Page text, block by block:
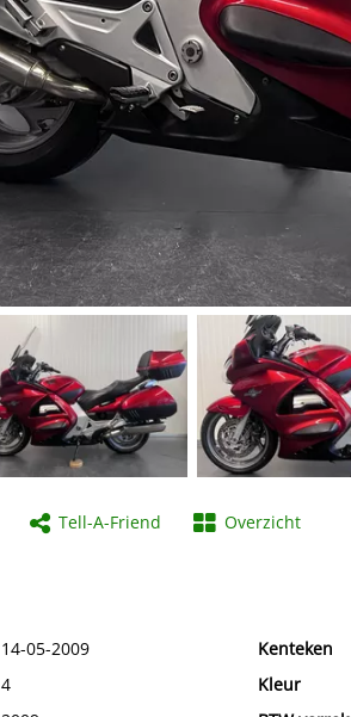
Tell-A-Friend Overzicht
14-05-2009 Kenteken
4 Kleur